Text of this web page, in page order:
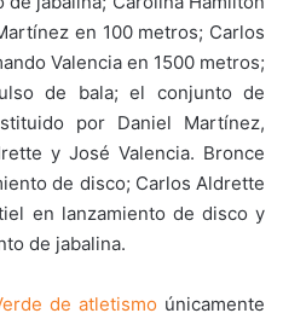
en 100 metros; Carlos
Valencia en 1500 metros;
de bala; el conjunto de
por Daniel Martínez,
y José Valencia. Bronce
de disco; Carlos Aldrette
en lanzamiento de disco y
de jabalina.
de atletismo únicamente